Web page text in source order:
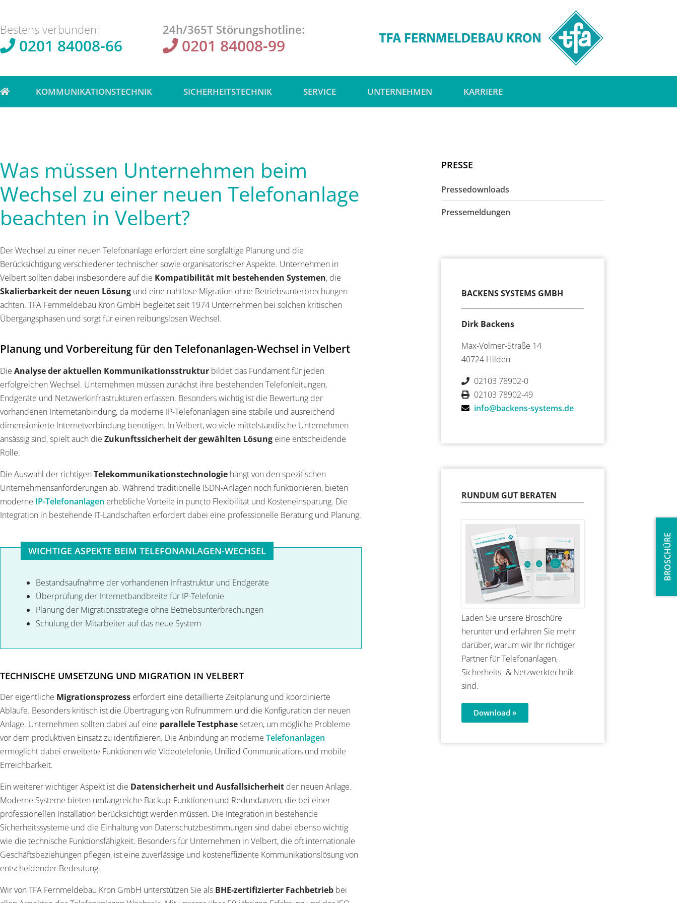
BROSCHÜRE
Bestens verbunden:
0201 84008-66
24h/365T Störungshotline:
0201 84008-99
KOMMUNIKATIONSTECHNIK SICHERHEITSTECHNIK SERVICE UNTERNEHMEN KARRIERE
Was müssen Unternehmen beim
Wechsel zu einer neuen Telefonanlage
beachten in Velbert?
Der Wechsel zu einer neuen Telefonanlage erfordert eine sorgfältige Planung und die
Berücksichtigung verschiedener technischer sowie organisatorischer Aspekte. Unternehmen in
Velbert sollten dabei insbesondere auf die Kompatibilität mit bestehenden Systemen, die
Skalierbarkeit der neuen Lösung und eine nahtlose Migration ohne Betriebsunterbrechungen
achten. TFA Fernmeldebau Kron GmbH begleitet seit 1974 Unternehmen bei solchen kritischen
Übergangsphasen und sorgt für einen reibungslosen Wechsel.
Planung und Vorbereitung für den Telefonanlagen-Wechsel in Velbert
Die Analyse der aktuellen Kommunikationsstruktur bildet das Fundament für jeden
erfolgreichen Wechsel. Unternehmen müssen zunächst ihre bestehenden Telefonleitungen,
Endgeräte und Netzwerkinfrastrukturen erfassen. Besonders wichtig ist die Bewertung der
vorhandenen Internetanbindung, da moderne IP-Telefonanlagen eine stabile und ausreichend
dimensionierte Internetverbindung benötigen. In Velbert, wo viele mittelständische Unternehmen
ansässig sind, spielt auch die Zukunftssicherheit der gewählten Lösung eine entscheidende
Rolle.
Die Auswahl der richtigenTelekommunikationstechnologie hängt von den spezifischen
Unternehmensanforderungen ab. Während traditionelle ISDN-Anlagen noch funktionieren, bieten
moderne IP-Telefonanlagen erhebliche Vorteile in puncto Flexibilität und Kosteneinsparung. Die
Integration in bestehende IT-Landschaften erfordert dabei eine professionelle Beratung und Planung.
WICHTIGE ASPEKTE BEIM TELEFONANLAGEN-WECHSEL
Bestandsaufnahme der vorhandenen Infrastruktur und Endgeräte
Überprüfung der Internetbandbreite für IP-Telefonie
Planung der Migrationsstrategie ohne Betriebsunterbrechungen
Schulung der Mitarbeiter auf das neue System
TECHNISCHE UMSETZUNG UND MIGRATION IN VELBERT
Der eigentliche Migrationsprozess erfordert eine detaillierte Zeitplanung und koordinierte
Abläufe. Besonders kritisch ist die Übertragung von Rufnummern und die Konfiguration der neuen
Anlage. Unternehmen sollten dabei auf eine parallele Testphasesetzen, um mögliche Probleme
vor dem produktiven Einsatz zu identifizieren. Die Anbindung an moderne Telefonanlagen
ermöglicht dabei erweiterte Funktionen wie Videotelefonie, Unified Communications und mobile
Erreichbarkeit.
Ein weiterer wichtiger Aspekt ist die Datensicherheit und Ausfallsicherheit der neuen Anlage.
Moderne Systeme bieten umfangreiche Backup-Funktionen und Redundanzen, die bei einer
professionellen Installation berücksichtigt werden müssen. Die Integration in bestehende
Sicherheitssysteme und die Einhaltung von Datenschutzbestimmungen sind dabei ebenso wichtig
wie die technische Funktionsfähigkeit. Besonders für Unternehmen in Velbert, die oft internationale
Geschäftsbeziehungen pflegen, ist eine zuverlässige und kosteneffiziente Kommunikationslösung von
entscheidender Bedeutung.
Wir von TFA Fernmeldebau Kron GmbH unterstützen Sie als BHE-zertifizierter Fachbetrieb bei
PRESSE
Pressedownloads
Pressemeldungen
BACKENS SYSTEMS GMBH
Dirk Backens
Max-Volmer-Straße 14
40724 Hilden
02103 78902-0
02103 78902-49
info@backens-systems.de
RUNDUM GUT BERATEN
Laden Sie unsere Broschüre
herunter und erfahren Sie mehr
darüber, warum wir Ihr richtiger
Partner für Telefonanlagen,
Sicherheits- & Netzwerktechnik
sind.
Download »